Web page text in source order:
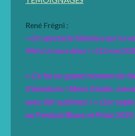
René Frégni :
« Un spectacle fabuleux qui va
Merci à vous deux ! »(12 mai
« Ce fut un grand moment de
d’émotions ! Merci Elodie,
avez été sublimes ! »(1er
au Festival Blues et Polar